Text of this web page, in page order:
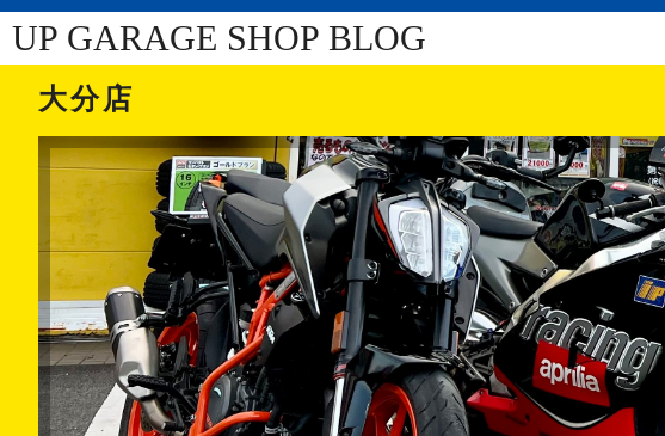
UP GARAGE SHOP BLOG
大分店